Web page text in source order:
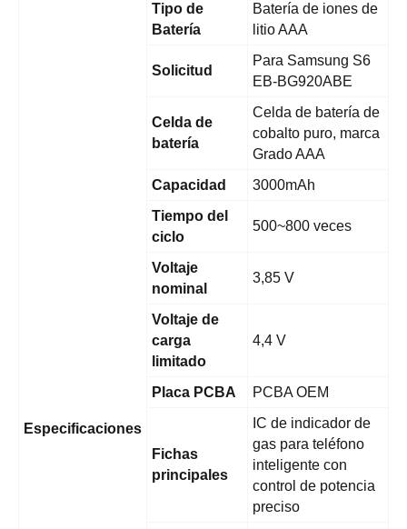
Especificaciones
Tipo de
Batería
Batería de iones de
litio AAA
Solicitud
Para Samsung S6
EB-BG920ABE
Celda de
batería
Celda de batería de
cobalto puro, marca
Grado AAA
Capacidad
3000mAh
Tiempo del
ciclo
500~800 veces
Voltaje
nominal
3,85 V
Voltaje de
carga
limitado
4,4 V
Placa PCBA PCBA OEM
Fichas
principales
IC de indicador de
gas para teléfono
inteligente con
control de potencia
preciso